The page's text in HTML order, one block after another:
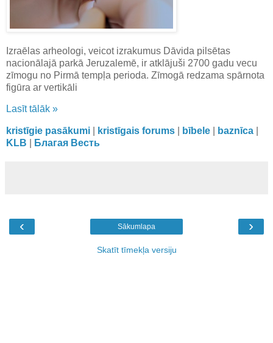
Izraēlas arheologi, veicot izrakumus Dāvida pilsētas
nacionālajā parkā Jeruzalemē, ir atklājuši 2700 gadu vecu
zīmogu no Pirmā tempļa perioda. Zīmogā redzama spārnota
figūra ar vertikāli
Lasīt tālāk »
kristīgie pasākumi kristīgais forums bībele baznīca
KLB
Благая Весть
‹ ›
Sākumlapa
Skatīt tīmekļa versiju